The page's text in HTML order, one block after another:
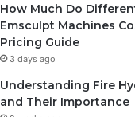
How Much Do
Emsculpt Machines
Pricing Guide
3 days ago
Understanding Fire
and Their Importance